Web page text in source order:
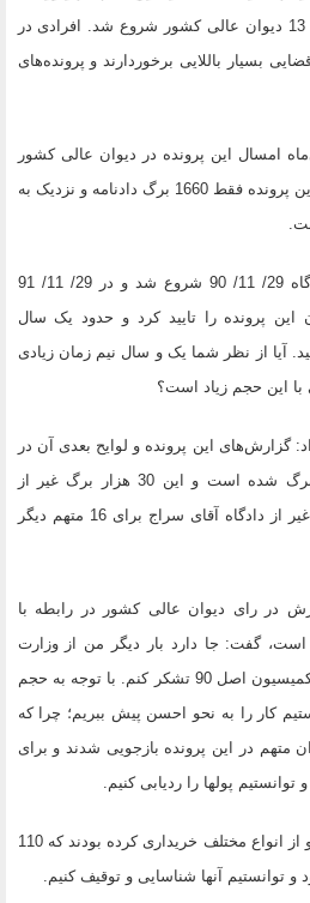
رسیدگی به این پرونده در شعبه 13 دیوان عالی کشور شروع شد. افرادی در
بسیار باللایی برخوردارند و پرونده‌های
امسال این پرونده در دیوان عالی کشور
بررسی شد، گفت: ناگفته نماند این پرونده فقط 1660 برگ دادنامه و نزدیک به
وی یادآور شد: اولین جلسه دادگاه 29/ 11/ 90 شروع شد و در 29/ 11/ 91
پرونده را تایید کرد و حدود یک سال
آیا از نظر شما یک و سال نیم زمان زیادی
با این حجم زیاد است؟
گزارش‌های این پرونده و لوایح بعدی آن در
حال حاضر نزدیک به 30 هزار برگ شده است و این 30 هزار برگ غیر از
گزارشاتی است که در دادگاهی غیر از دادگاه آقای سراج برای 16 متهم دیگر
252 برگ گزارش در رای دیوان عالی کشور در رابطه با
است، گفت: جا دارد بار دیگر من از وزارت
اطلاعات، بازررسی کل کشور و کمیسیون اصل 90 تشکر کنم. با توجه به حجم
کار را به نحو احسن پیش ببریم؛ چرا که
به عنوان متهم در این پرونده بازجویی شدند و برای
پولها را ردیابی کنیم.
وی تاکید کرد: متهمان 288 خودرو از انواع مختلف خریداری کرده بودند که 110
توانستیم آنها شناسایی و توقیف کنیم.